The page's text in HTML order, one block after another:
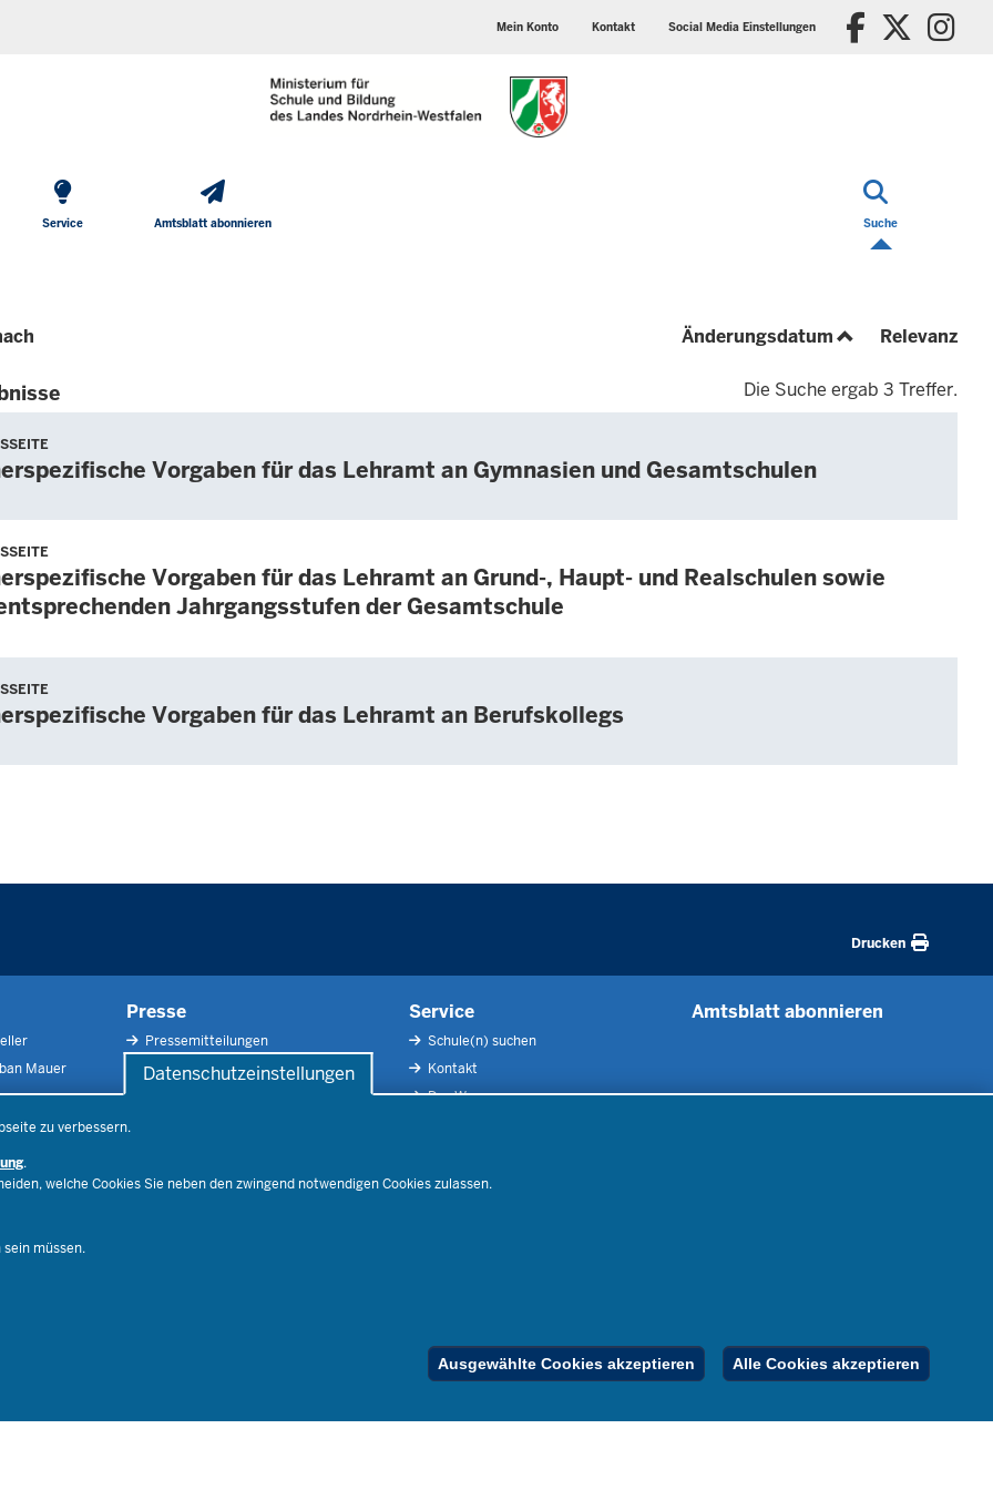
Datenschutzeinstellungen
zu verbessern.
.
welche Cookies Sie neben den zwingend notwendigen Cookies zulassen.
müssen.
Ausgewählte Cookies akzeptieren Alle Cookies akzeptieren
TopMein Konto Kontakt
media
Social Media Einstellungen X/
Service Amtsblatt abonnieren Suche
Änderungsdatum(aufsteigend)
Relevanz
Die Suche ergab 3 Treffer.
Vorgaben für das Lehramt an Gymnasien und Gesamtschulen
Vorgaben für das Lehramt an Grund-, Haupt- und Realschulen sowie
Jahrgangsstufen der Gesamtschule
Vorgaben für das Lehramt an Berufskollegs
Drucken
Mauer
Presse
Pressemitteilungen
Pressefotos
Service
Schule(n) suchen
Kontakt
Der Weg zu uns
RSS-Feed
Amtsblatt abonnieren
Inhalt Impressum Datenschutz